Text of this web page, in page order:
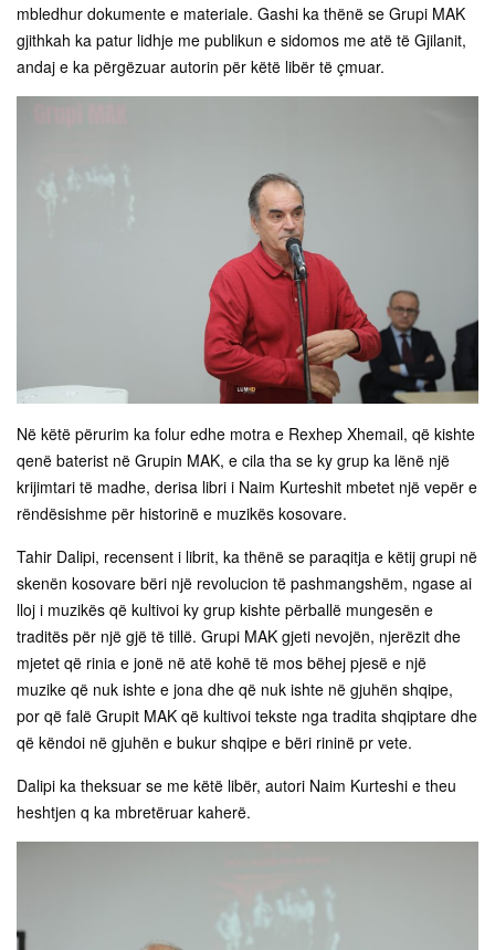
mbledhur dokumente e materiale. Gashi ka thënë se Grupi MAK
gjithkah ka patur lidhje me publikun e sidomos me atë të Gjilanit,
andaj e ka përgëzuar autorin për këtë libër të çmuar.
Në këtë përurim ka folur edhe motra e Rexhep Xhemail, që kishte
qenë baterist në Grupin MAK, e cila tha se ky grup ka lënë një
krijimtari të madhe, derisa libri i Naim Kurteshit mbetet një vepër e
rëndësishme për historinë e muzikës kosovare.
Tahir Dalipi, recensent i librit, ka thënë se paraqitja e këtij grupi në
skenën kosovare bëri një revolucion të pashmangshëm, ngase ai
lloj i muzikës që kultivoi ky grup kishte përballë mungesën e
traditës për një gjë të tillë. Grupi MAK gjeti nevojën, njerëzit dhe
mjetet që rinia e jonë në atë kohë të mos bëhej pjesë e një
muzike që nuk ishte e jona dhe që nuk ishte në gjuhën shqipe,
por që falë Grupit MAK që kultivoi tekste nga tradita shqiptare dhe
që këndoi në gjuhën e bukur shqipe e bëri rininë pr vete.
Dalipi ka theksuar se me këtë libër, autori Naim Kurteshi e theu
heshtjen q ka mbretëruar kaherë.